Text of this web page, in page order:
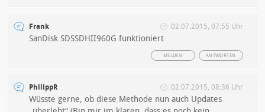
Frank 02.07.2015, 07:55 Uhr
SanDisk SDSSDHII960G funktioniert
ANTWORTEN
MELDEN
PhilippR 02.07.2015, 08:36 Uhr
Wüsste gerne, ob diese Methode nun auch Updates